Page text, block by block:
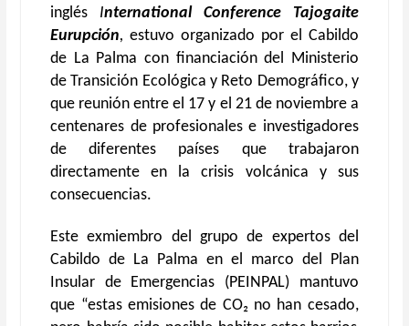
inglés International Conference Tajogaite
Eurupción,estuvo organizado por el Cabildo
de La Palma con financiación del Ministerio
de Transición Ecológica y Reto Demográfico, y
que reunión entre el 17 y el 21 de noviembre a
centenares de profesionales e investigadores
de diferentes países que trabajaron
directamente en la crisis volcánica y sus
consecuencias.
Este exmiembro del grupo de expertos del
Cabildo de La Palma en el marco del Plan
Insular de Emergencias (PEINPAL) mantuvo
que “estasemisiones de CO₂ no han cesado,